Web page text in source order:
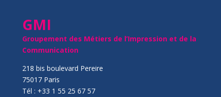
GMI
Groupement des Métiers de l’Impression et de la
Communication
218 bis boulevard Pereire
75017 Paris
Tél : +33 1 55 25 67 57